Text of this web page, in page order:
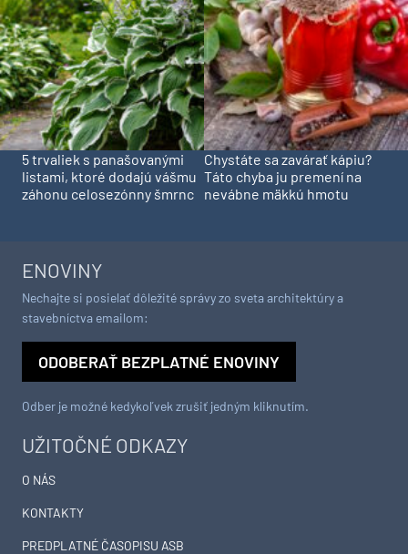
5 trvaliek s panašovanými
listami, ktoré dodajú vášmu
záhonu celosezónny šmrnc
Chystáte sa zavárať kápiu?
Táto chyba ju premení na
nevábne mäkkú hmotu
UŽITOČNÉ ODKAZY
O NÁS
KONTAKTY
PREDPLATNÉ ČASOPISU ASB
ENOVINY
Nechajte si posielať dôležité správy zo sveta architektúry a
stavebníctva emailom:
ODOBERAŤ BEZPLATNÉ ENOVINY
Odber je možné kedykoľvek zrušiť jedným kliknutím.